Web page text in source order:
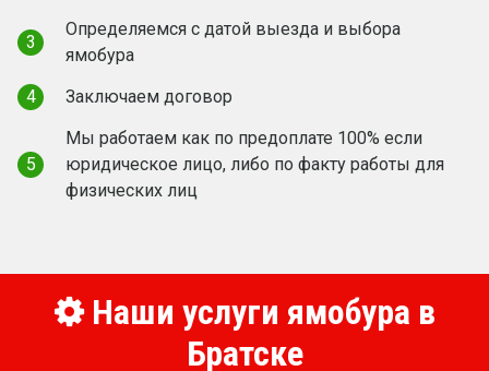
3
Определяемся с датой выезда и выбора
ямобура
4
Заключаем договор
5
Мы работаем как по предоплате 100% если
юридическое лицо, либо по факту работы для
физических лиц
Наши услуги ямобура в
Братске